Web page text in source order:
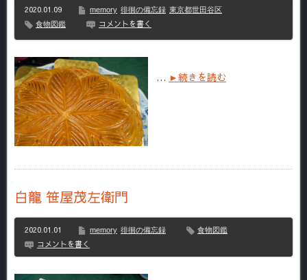
2020.01.09 memory 徘徊の備忘録 東京都世田谷区
食物図鑑
コメントを書く
… ►続きを読む
白龍 笹屋茂左衛門
2020.01.01 memory 徘徊の備忘録 食物図鑑
コメントを書く